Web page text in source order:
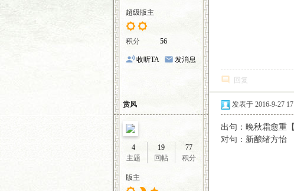
超级版主
积分 56
收听TA 发消息
回复
赏风
4
主题
19
回帖
77
积分
版主
发表于 2016-9-27
出句：晚秋霜愈重
对句：新酿绪方怡